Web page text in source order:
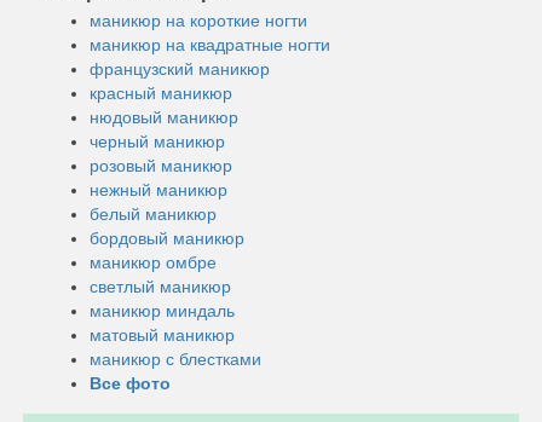
маникюр на короткие ногти
маникюр на квадратные ногти
французский маникюр
красный маникюр
нюдовый маникюр
черный маникюр
розовый маникюр
нежный маникюр
белый маникюр
бордовый маникюр
маникюр омбре
светлый маникюр
маникюр миндаль
матовый маникюр
маникюр с блестками
Все фото